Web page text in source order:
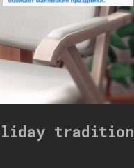
tradition